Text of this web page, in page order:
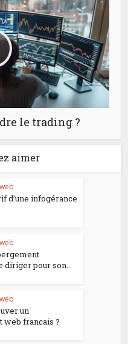
le trading ?
aimer
d’une infogérance
diriger pour son...
un
web francais ?